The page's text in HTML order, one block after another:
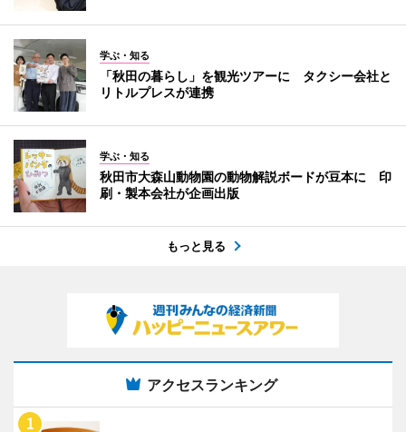
学ぶ・知る
「秋田の暮らし」を観光ツアーに タクシー会社と
リトルプレスが連携
学ぶ・知る
秋田市大森山動物園の動物解説ボードが豆本に 印
刷・製本会社が企画出版
もっと見る
アクセスランキング